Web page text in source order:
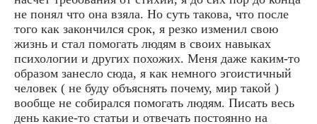
не понял что она взяла. Но суть такова, что после
того как закончился срок, я резко изменил свою
жизнь и стал помогать людям в своих навыках
психологии и других похожих. Меня даже каким-то
образом занесло сюда, я как немного эгоистичный
человек ( не буду объяснять почему, мир такой )
вообще не собирался помогать людям. Писать весь
день какие-то статьи и отвечать постоянно на